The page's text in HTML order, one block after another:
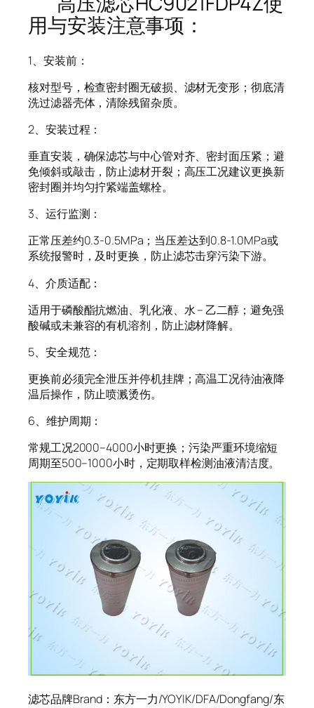
用与安装注意事项：
1、安装前：
核对型号，检查密封圈无破损、滤材无变形；彻底清
洗过滤器壳体，清除残留杂质。
2、安装过程：
垂直安装，确保滤芯与中心管对齐、密封面压紧；避
免倾斜或敲击，防止滤材开裂；高压工况建议更换新
密封圈并均匀拧紧端盖螺栓。
3、运行监测：
正常压差约0.3-0.5MPa；当压差达到0.8-1.0MPa或
系统报警时，及时更换，防止滤芯击穿污染下游。
4、介质适配：
适用于磷酸酯抗燃油、乳化液、水 – 乙二醇；避免强
酸碱或未兼容的有机溶剂，防止滤材降解。
5、安全规范：
更换前必须完全泄压并停机挂牌；高温工况待油液降
温后操作，防止喷溅烫伤。
6、维护周期：
常规工况2000–4000小时更换；污染严重环境缩短
周期至500–1000小时，定期取样检测油液清洁度。
滤芯品牌Brand：东方一力/YOYIK/DFA/Dongfang/东